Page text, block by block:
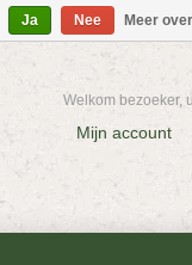
Welkom bezoeker,
Mijn account
Ja Nee Meer